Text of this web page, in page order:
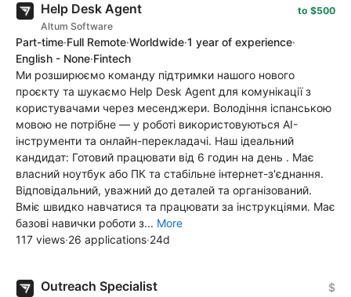
Help Desk Agent
Altum Software
to $500
Part-time·Full Remote·Worldwide·1 year of experience·
English - None·Fintech
Ми розширюємо команду підтримки нашого нового
проєкту та шукаємо Help Desk Agent для комунікації з
користувачами через месенджери. Володіння іспанською
мовою не потрібне — у роботі використовуються AI-
інструменти та онлайн-перекладачі. Наш ідеальний
кандидат: Готовий працювати від 6 годин на день . Має
власний ноутбук або ПК та стабільне інтернет-з'єднання.
Відповідальний, уважний до деталей та організований.
Вміє швидко навчатися та працювати за інструкціями. Має
базові навички роботи з... More
117 views·26 applications·24d
Outreach Specialist $